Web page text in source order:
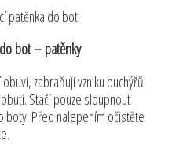
patěnka do bot
bot – patěnky
zabraňují vzniku puchýřů
Stačí pouze sloupnout
boty. Před nalepením očistěte